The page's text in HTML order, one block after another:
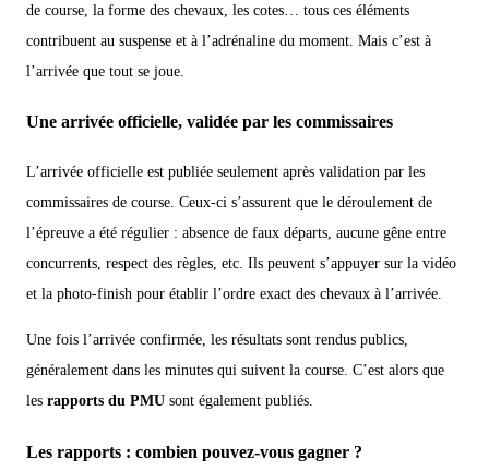
de course, la forme des chevaux, les cotes… tous ces éléments
contribuent au suspense et à l’adrénaline du moment. Mais c’est à
l’arrivée que tout se joue.
Une arrivée officielle, validée par les commissaires
L’arrivée officielle est publiée seulement après validation par les
commissaires de course. Ceux-ci s’assurent que le déroulement de
l’épreuve a été régulier : absence de faux départs, aucune gêne entre
concurrents, respect des règles, etc. Ils peuvent s’appuyer sur la vidéo
et la photo-finish pour établir l’ordre exact des chevaux à l’arrivée.
Une fois l’arrivée confirmée, les résultats sont rendus publics,
généralement dans les minutes qui suivent la course. C’est alors que
les rapports du PMU sont également publiés.
Les rapports : combien pouvez-vous gagner ?